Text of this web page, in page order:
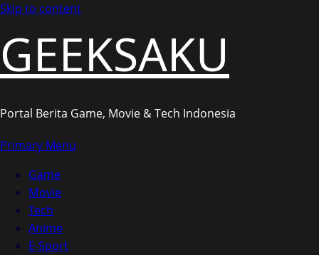
Skip to content
GEEKSAKU
Portal Berita Game, Movie & Tech Indonesia
Primary Menu
Game
Movie
Tech
Anime
E-Sport